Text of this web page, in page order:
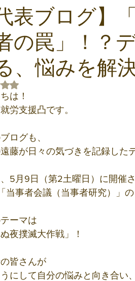
表ブログ】
の罠」！？
、悩みを解
星のうちNaNと評価されています。
は！
労支援凸です。
ログも、
藤が日々の気づきを記録した
5月9日（第2土曜日）に開催
当事者会議（当事者研究）」の
ーマは
ぬ夜撲滅大作戦」！
皆さんが
にして自分の悩みと向き合い、